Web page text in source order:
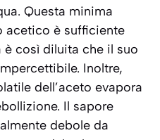
Questa minima
acetico è sufficiente
è così diluita che il suo
Inoltre,
dell’aceto evapora
Il sapore
debole da